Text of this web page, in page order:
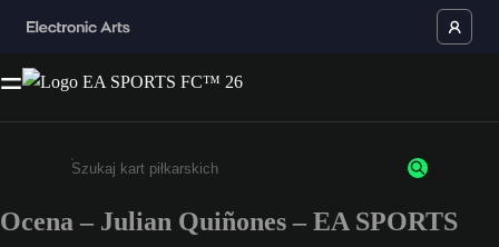
Wpisz co najmniej 3 znaki lub cyfry.
Ocena – Julian Quiñones – EA SPORTS